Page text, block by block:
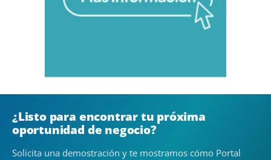
¿Listo para encontrar tu próxima
oportunidad de negocio?
Solicita una demostración y te mostramos cómo Portal